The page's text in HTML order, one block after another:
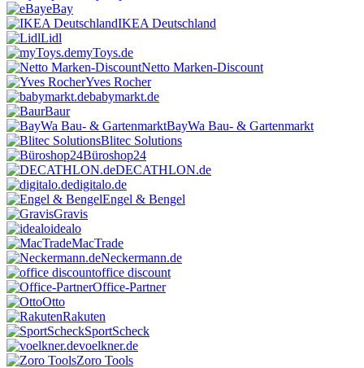
eBay
IKEA Deutschland
Lidl
myToys.de
Netto Marken-Discount
Yves Rocher
babymarkt.de
Baur
BayWa Bau- & Gartenmarkt
Blitec Solutions
Büroshop24
DECATHLON.de
digitalo.de
Engel & Bengel
Gravis
idealo
MacTrade
Neckermann.de
office discount
Office-Partner
Otto
Rakuten
SportScheck
voelkner.de
Zoro Tools